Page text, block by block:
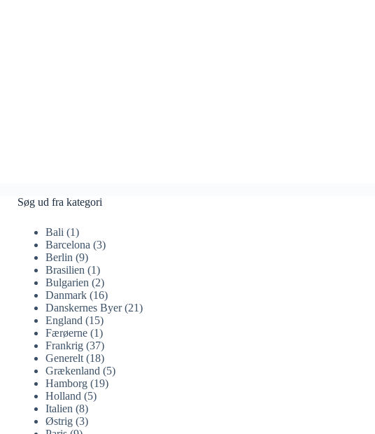
Søg ud fra kategori
Bali (1)
Barcelona (3)
Berlin (9)
Brasilien (1)
Bulgarien (2)
Danmark (16)
Danskernes Byer(21)
England (15)
Færøerne (1)
Frankrig (37)
Generelt (18)
Grækenland (5)
Hamborg (19)
Holland (5)
Italien (8)
Østrig (3)